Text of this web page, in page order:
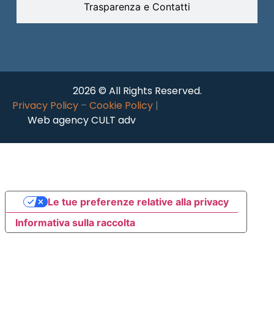
Trasparenza e Contatti
2026 © All Rights Reserved.
Privacy Policy – Cookie Policy |
Web agency CULT adv
Informativa sulla raccolta
Le tue preferenze relative alla privacy